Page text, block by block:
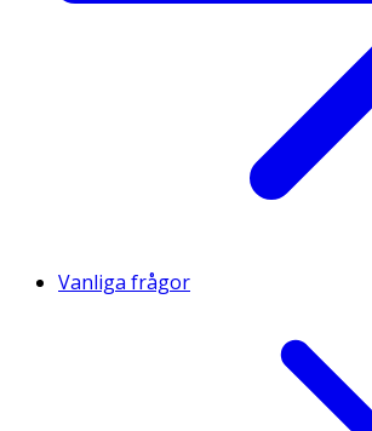
Vanliga frågor